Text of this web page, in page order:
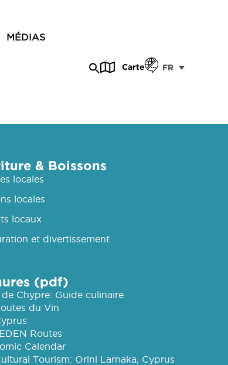
MÉDIAS
Carte FR
& Boissons
locales
locales
locaux
et divertissement
(pdf)
de Chypre: Guide culinaire
du Vin
Routes
Calendar
Tourism: Orini Larnaka, Cyprus